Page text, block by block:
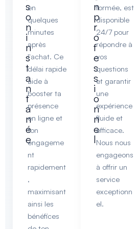
s
o
n
i
n
s
t
a
n
t
a
n
é
e
en
quelques
minutes
après
l'achat. Ce
délai rapide
aide à
booster ta
présence
en ligne et
ton
engageme
nt
rapidement
,
maximisant
ainsi les
bénéfices
n
p
r
o
f
e
s
s
i
o
n
n
e
l
formée, est
disponible
24/7 pour
répondre à
vos
questions
et garantir
une
expérience
fluide et
efficace.
Nous nous
engageons
à offrir un
service
exceptionn
el.